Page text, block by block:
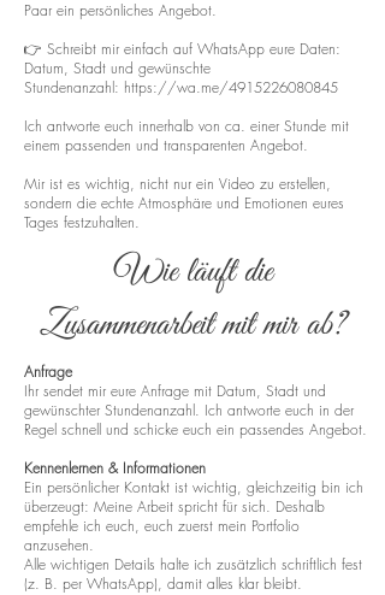
Paar ein persönliches Angebot.
👉 Schreibt mir einfach auf WhatsApp eure Daten:
Datum, Stadt und gewünschte
Stundenanzahl: https://wa.me/4915226080845
Ich antworte euch innerhalb von ca. einer Stunde mit
einem passenden und transparenten Angebot.
Mir ist es wichtig, nicht nur ein Video zu erstellen,
sondern die echte Atmosphäre und Emotionen eures
Tages festzuhalten.
Wie läuft die
Zusammenarbeit mit mir ab?
Anfrage
Ihr sendet mir eure Anfrage mit Datum, Stadt und
gewünschter Stundenanzahl. Ich antworte euch in der
Regel schnell und schicke euch ein passendes Angebot.
Kennenlernen & Informationen
Ein persönlicher Kontakt ist wichtig, gleichzeitig bin ich
überzeugt: Meine Arbeit spricht für sich. Deshalb
empfehle ich euch, euch zuerst mein Portfolio
anzusehen.
Alle wichtigen Details halte ich zusätzlich schriftlich fest
(z. B. per WhatsApp), damit alles klar bleibt.